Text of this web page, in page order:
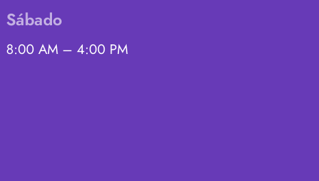
Sábado
8:00 AM – 4:00 PM